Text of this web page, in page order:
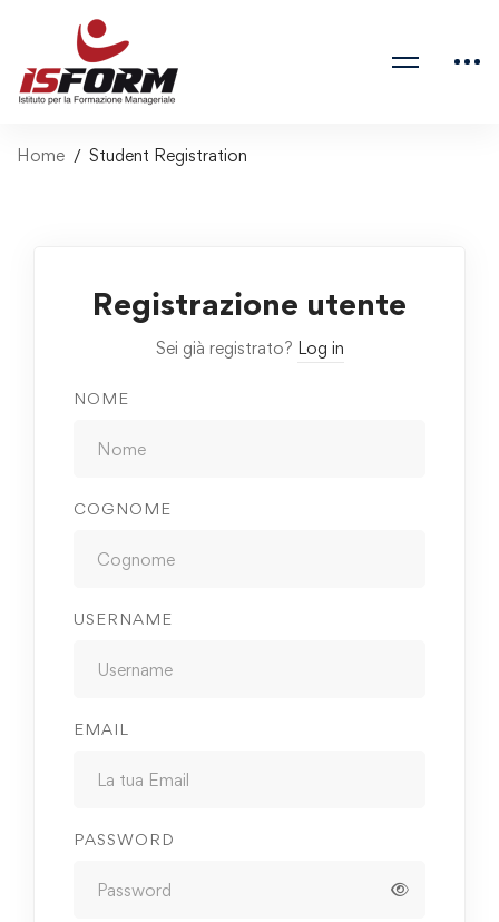
Home Student Registration
Registrazione utente
Sei già registrato? Log in
NOME
COGNOME
USERNAME
EMAIL
PASSWORD